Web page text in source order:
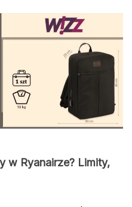
w Ryanairze? Limity,